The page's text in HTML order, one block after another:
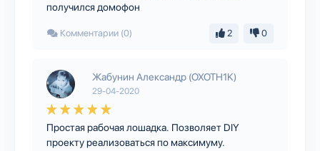
получился домофон
Комментарии (0) 2 0
Жабунин Александр (OXOTH1K)
29-04-2020
Простая рабочая лошадка. Позволяет DIY
проекту реализоваться по максимуму.